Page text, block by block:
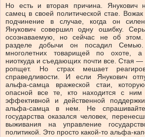
Но есть и вторая причина. Янукович
самец в своей политической стае.
подчинение в случае, когда он
Янукович совершил одну ошибку.
осознаваемую, но сейчас не об
разделе добычи он посадил
многолетних товарищей по охоте, а
ниоткуда и съедающих почти все. Стая
ропщет. Но страх мешает
справедливости. И если Янукович
альфа-самца вражеской стаи,
опасной все те, кто находится с
эффективной и действенной
альфа-самца в нем. Не
государства оказался человек,
выживания на управление
политикой. Это просто какой-то альфа-